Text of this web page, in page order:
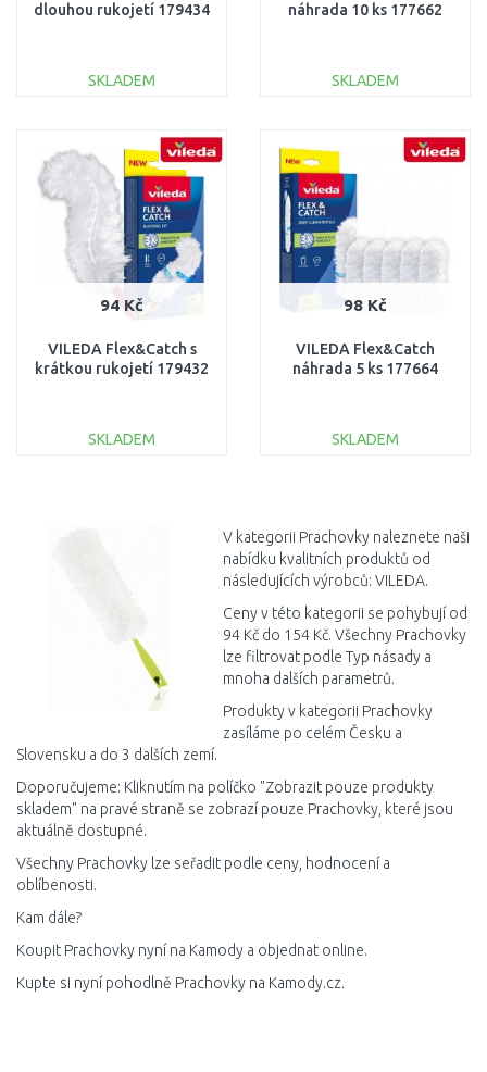
dlouhou rukojetí 179434
SKLADEM
Porovnat
náhrada 10 ks 177662
SKLADEM
94 Kč
VILEDA Flex&Catch s
krátkou rukojetí 179432
SKLADEM
98 Kč
VILEDA Flex&Catch
náhrada 5 ks 177664
SKLADEM
V kategorii Prachovky naleznete naši
nabídku kvalitních produktů od
následujících výrobců: VILEDA.
Ceny v této kategorii se pohybují od
94 Kč do 154 Kč. Všechny Prachovky
lze filtrovat podle Typ násady a
mnoha dalších parametrů.
Produkty v kategorii Prachovky
zasíláme po celém Česku a
Slovensku a do 3 dalších zemí.
Doporučujeme: Kliknutím na políčko "Zobrazit pouze produkty
skladem" na pravé straně se zobrazí pouze Prachovky, které jsou
aktuálně dostupné.
Všechny Prachovky lze seřadit podle ceny, hodnocení a
oblíbenosti.
Kam dále?
Koupit Prachovky nyní na Kamody a objednat online.
Kupte si nyní pohodlně Prachovky na Kamody.cz.